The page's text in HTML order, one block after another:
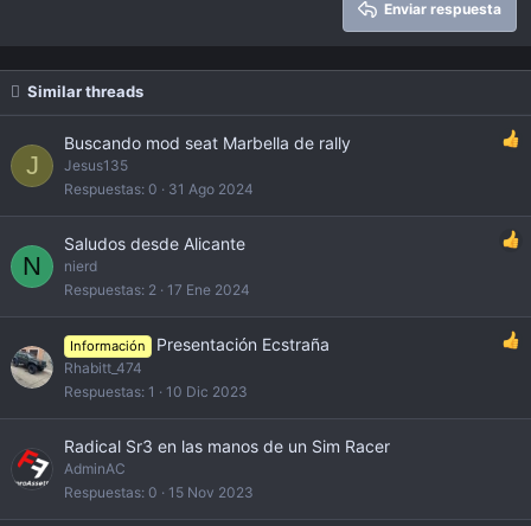
Enviar respuesta
Similar threads
J
Buscando mod seat Marbella de rally
Jesus135
Respuestas 0 31 Ago 2024
N
Saludos desde Alicante
nierd
Respuestas 2 17 Ene 2024
Información Presentación Ecstraña
Rhabitt_474
Respuestas 1 10 Dic 2023
Radical Sr3 en las manos de un Sim Racer
AdminAC
Respuestas 0 15 Nov 2023